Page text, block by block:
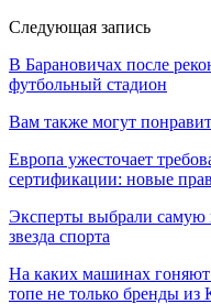
Следующая запись
В Барановичах после
футбольный стадион
Вам также могут
Европа ужесточает
сертификации: новые
Эксперты выбрали
звезда спорта
На каких машинах
топе не только бренды